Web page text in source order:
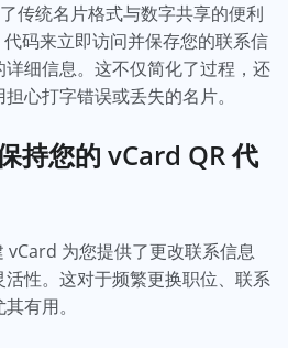
传统名片格式与数字共享的便利
码来立即访问并保存您的联系信
细信息。这不仅简化了过程，还
心打字错误或丢失的名片。
持您的 vCard QR 代
vCard 为您提供了更改联系信息
性。这对于频繁更换职位、联系
有用。